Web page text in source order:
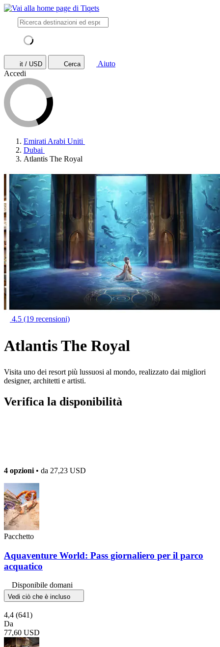
it / USD Cerca
Aiuto
Accedi
Emirati Arabi Uniti
Dubai
Atlantis The Royal
4.5 (19 recensioni)
Atlantis The Royal
Visita uno dei resort più lussuosi al mondo, realizzato dai migliori
designer, architetti e artisti.
Verifica la disponibilità
4 opzioni • da 27,23 USD
Pacchetto
Aquaventure World: Pass giornaliero per il parco
acquatico
Disponibile domani
Vedi ciò che è incluso
4,4 (641)
Da
77,60 USD